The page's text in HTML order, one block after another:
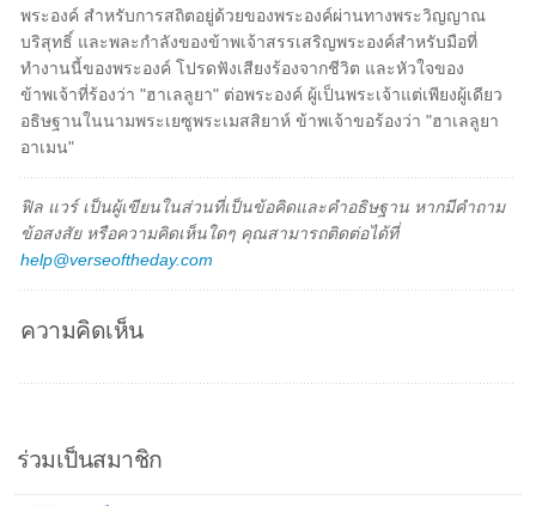
พระองค์ สำหรับการสถิตอยู่ด้วยของพระองค์ผ่านทางพระวิญญาณ
บริสุทธิ์ และพละกำลังของข้าพเจ้าสรรเสริญพระองค์สำหรับมือที่
ทำงานนี้ของพระองค์ โปรดฟังเสียงร้องจากชีวิต และหัวใจของ
ข้าพเจ้าที่ร้องว่า "ฮาเลลูยา" ต่อพระองค์ ผู้เป็นพระเจ้าแต่เพียงผู้เดียว
อธิษฐานในนามพระเยซูพระเมสสิยาห์ ข้าพเจ้าขอร้องว่า "ฮาเลลูยา
อาเมน"
ฟิล แวร์ เป็นผู้เขียนในส่วนที่เป็นข้อคิดและคำอธิษฐาน หากมีคำถาม
ข้อสงสัย หรือความคิดเห็นใดๆ คุณสามารถติดต่อได้ที่
help@verseoftheday.com
ความคิดเห็น
ร่วมเป็นสมาชิก